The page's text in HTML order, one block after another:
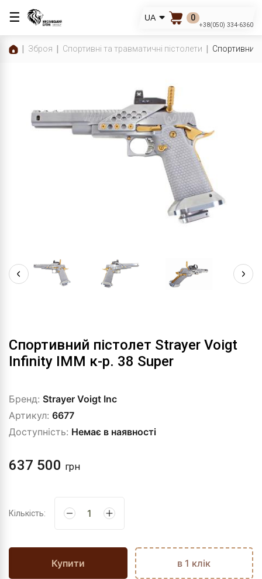
☰ UA 0
+38(050) 334-6360
Зброя Спортивні та травматичні пістолети Спортивний
Спортивний пістолет Strayer Voigt
Infinity IMM к-р. 38 Super
Бренд: Strayer Voigt Inc
Артикул: 6677
Доступність: Немає в наявності
637 500 грн
Кількість:
Купити в 1 клік